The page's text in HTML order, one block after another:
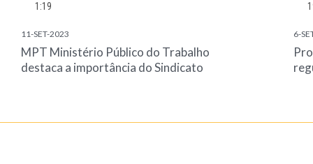
1:19
11-SET-2023
MPT Ministério Público do Trabalho
destaca a importância do Sindicato
6-